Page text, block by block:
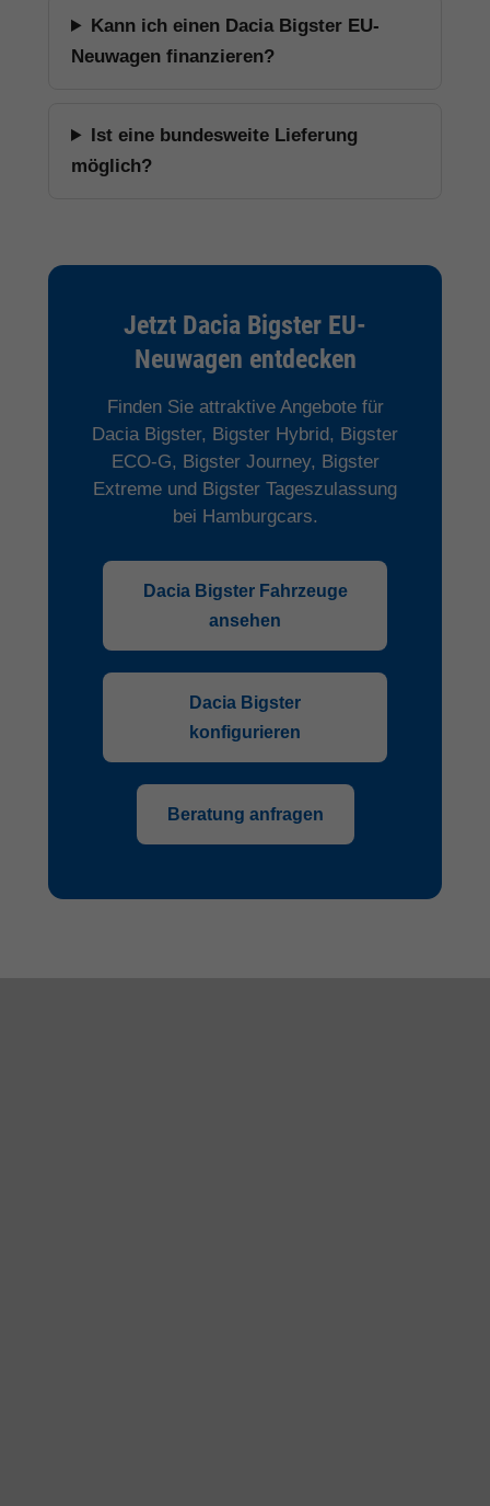
Kann ich einen Dacia Bigster EU-
Neuwagen finanzieren?
Ist eine bundesweite Lieferung
möglich?
Jetzt Dacia Bigster EU-
Neuwagen entdecken
Finden Sie attraktive Angebote für
Dacia Bigster, Bigster Hybrid, Bigster
ECO-G, Bigster Journey, Bigster
Extreme und Bigster Tageszulassung
bei Hamburgcars.
Dacia Bigster Fahrzeuge
ansehen
Dacia Bigster
konfigurieren
Beratung anfragen